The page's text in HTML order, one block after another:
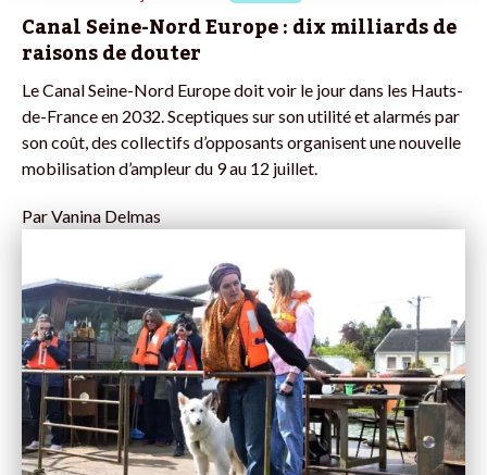
Canal Seine-Nord Europe : dix milliards de
raisons de douter
Le Canal Seine-Nord Europe doit voir le jour dans les Hauts-
de-France en 2032. Sceptiques sur son utilité et alarmés par
son coût, des collectifs d’opposants organisent une nouvelle
mobilisation d’ampleur du 9 au 12 juillet.
ParVanina Delmas